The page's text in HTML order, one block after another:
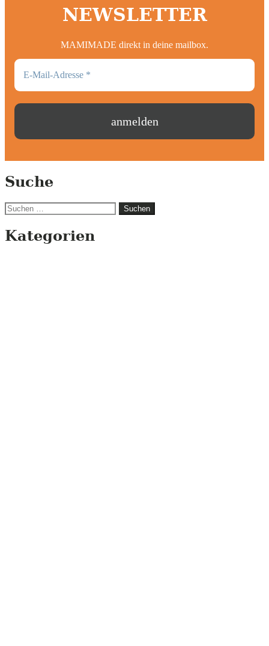
NEWSLETTER
MAMIMADE direkt in deine mailbox.
Suche
Suchen
nach:
Kategorien